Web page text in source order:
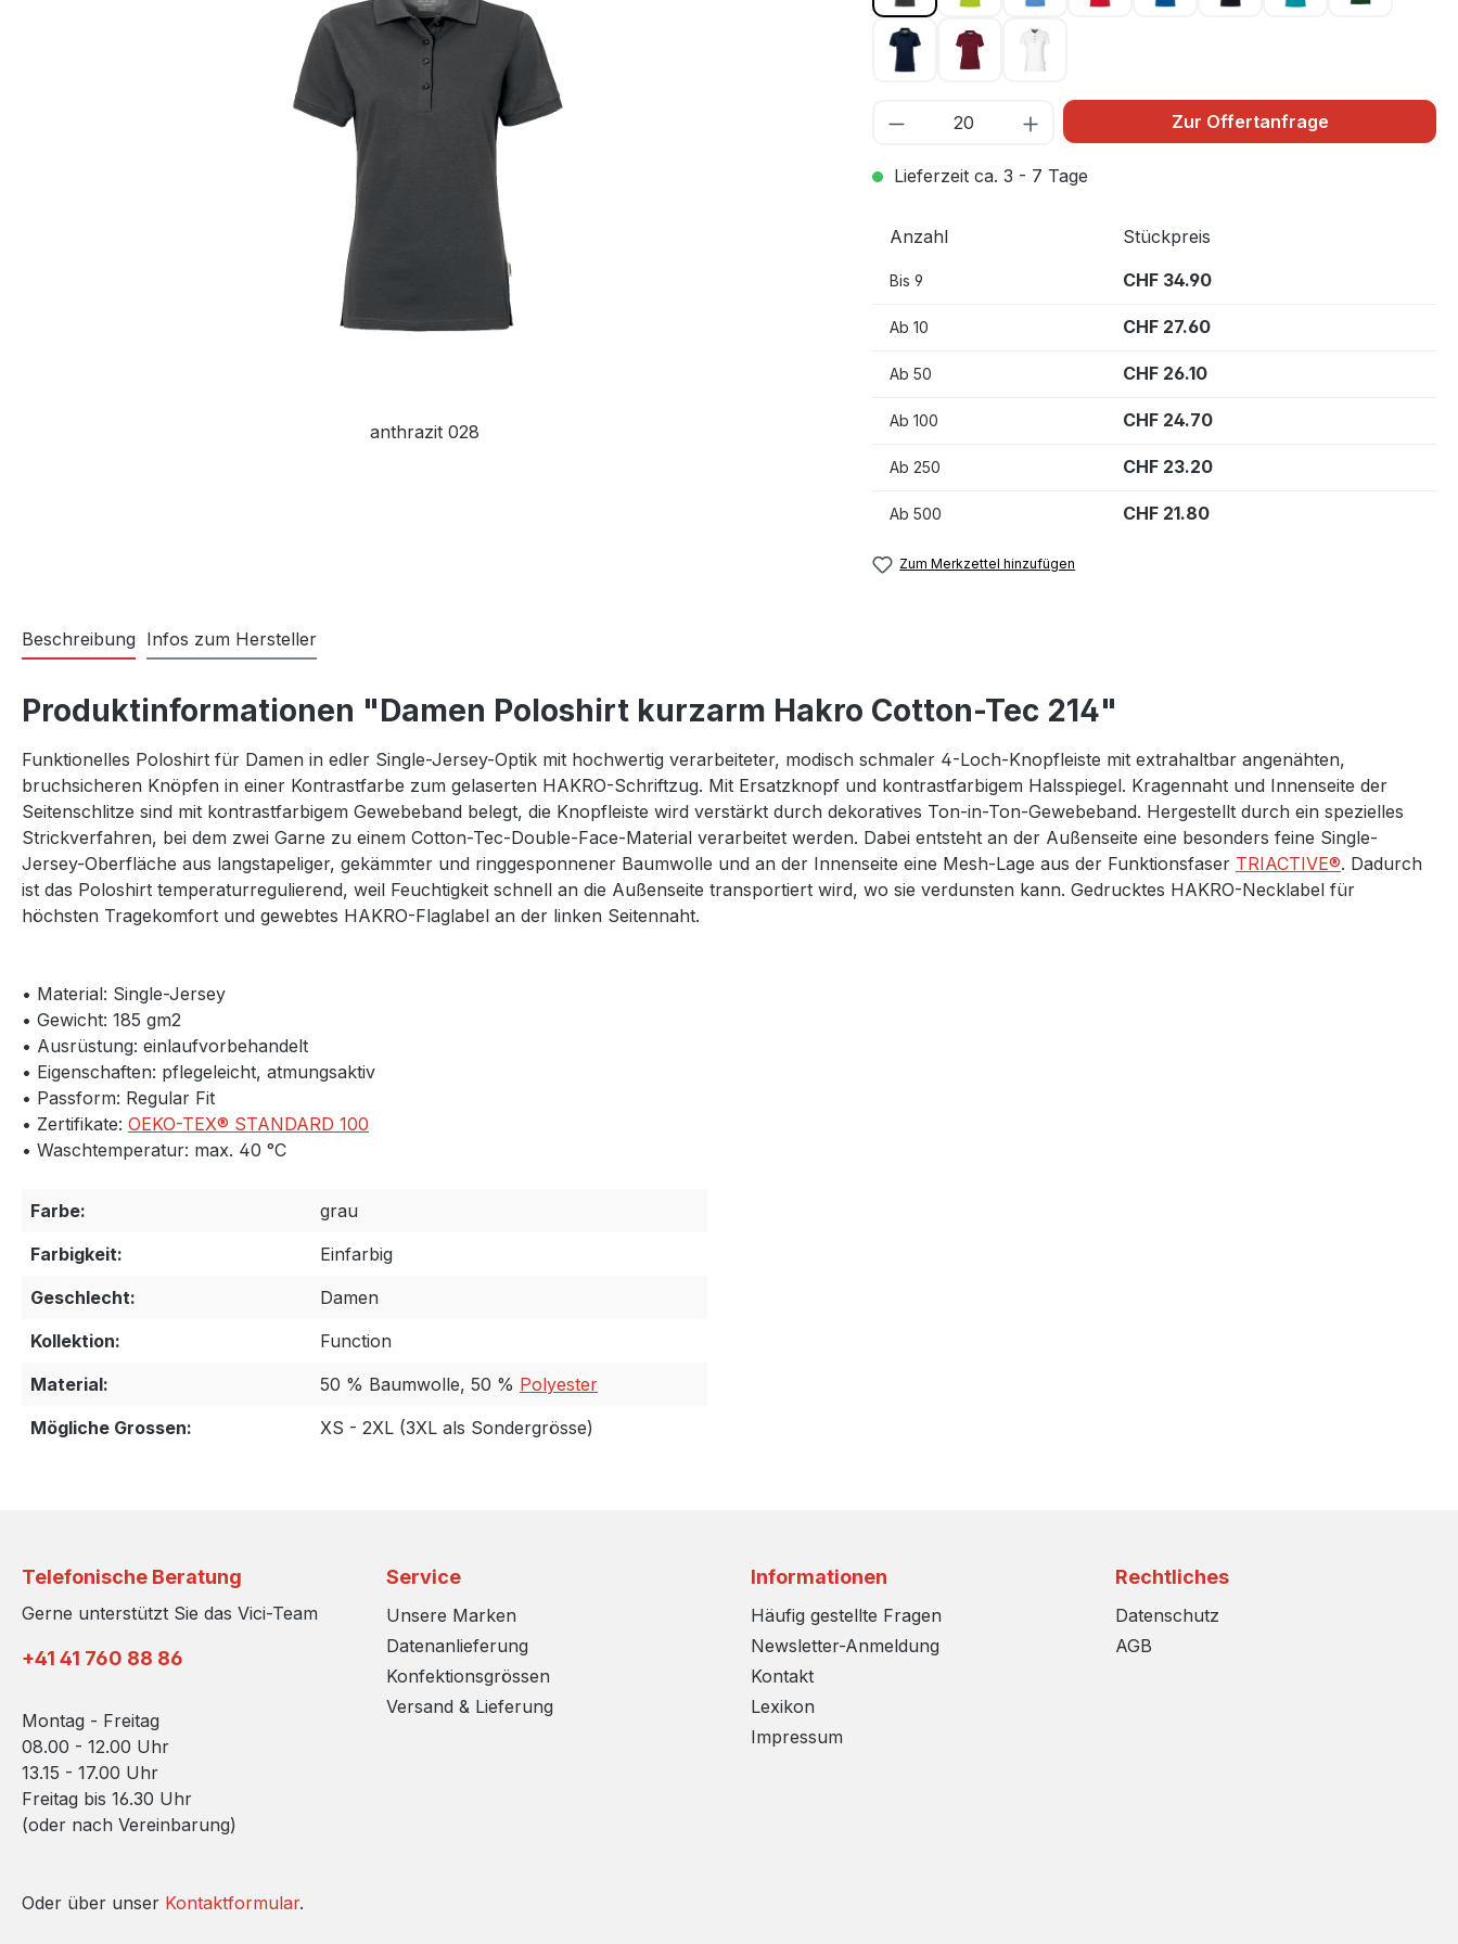
anthrazit 028
tinte 034 weinrot 017weiß 001
Zur Offertanfrage
Lieferzeit ca. 3 - 7 Tage
Anzahl Stückpreis
Bis 9 CHF 34.90
Ab 10 CHF 27.60
Ab 50 CHF 26.10
Ab 100 CHF 24.70
Ab 250 CHF 23.20
Ab 500 CHF 21.80
Zum Merkzettel hinzufügen
Beschreibung Infos zum Hersteller
Produktinformationen "Damen Poloshirt kurzarm Hakro Cotton-Tec 214"
Funktionelles Poloshirt für Damen in edler Single-Jersey-Optik mit hochwertig verarbeiteter, modisch schmaler 4-Loch-Knopfleiste mit extrahaltbar angenähten,
bruchsicheren Knöpfen in einer Kontrastfarbe zum gelaserten HAKRO-Schriftzug. Mit Ersatzknopf und kontrastfarbigem Halsspiegel. Kragennaht und Innenseite der
Seitenschlitze sind mit kontrastfarbigem Gewebeband belegt, die Knopfleiste wird verstärkt durch dekoratives Ton-in-Ton-Gewebeband. Hergestellt durch ein spezielles
Strickverfahren, bei dem zwei Garne zu einem Cotton-Tec-Double-Face-Material verarbeitet werden. Dabei entsteht an der Außenseite eine besonders feine Single-
Jersey-Oberfläche aus langstapeliger, gekämmter und ringgesponnener Baumwolle und an der Innenseite eine Mesh-Lage aus der Funktionsfaser TRIACTIVE®. Dadurch
ist das Poloshirt temperaturregulierend, weil Feuchtigkeit schnell an die Außenseite transportiert wird, wo sie verdunsten kann. Gedrucktes HAKRO-Necklabel für
höchsten Tragekomfort und gewebtes HAKRO-Flaglabel an der linken Seitennaht.
• Material: Single-Jersey
• Gewicht: 185 gm2
• Ausrüstung: einlaufvorbehandelt
• Eigenschaften: pflegeleicht, atmungsaktiv
• Passform: Regular Fit
• Zertifikate: OEKO-TEX® STANDARD 100
• Waschtemperatur: max. 40 °C
Farbe:
grau
Farbigkeit:
Einfarbig
Geschlecht:
Damen
Kollektion:
Function
Material:
50 % Baumwolle, 50 % Polyester
Mögliche Grossen:
XS - 2XL (3XL als Sondergrösse)
Telefonische Beratung
Gerne unterstützt Sie das Vici-Team
+41 41 760 88 86
Montag - Freitag
08.00 - 12.00 Uhr
13.15 - 17.00 Uhr
Freitag bis 16.30 Uhr
(oder nach Vereinbarung)
Oder über unser Kontaktformular.
Service
Unsere Marken
Datenanlieferung
Konfektionsgrössen
Versand & Lieferung
Informationen
Häufig gestellte Fragen
Newsletter-Anmeldung
Kontakt
Lexikon
Impressum
Rechtliches
Datenschutz
AGB